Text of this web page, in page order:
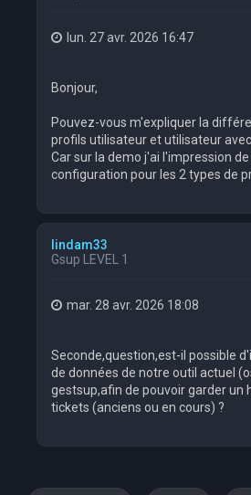
lun. 27 avr. 2026 16:47
Bonjour,
Pouvez-vous m'expliquer la
profils utilisateur et utilisateur
Car sur la demo j'ai l'impression
configuration pour les 2 types de
lindam33
Gsup LEVEL 1
mar. 28 avr. 2026 18:08
Seconde,question,est-il possible
de données de notre outil actuel
gestsup,afin de pouvoir garder un
tickets (anciens ou en cours) ?